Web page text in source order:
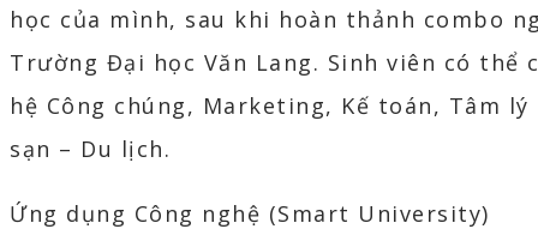
học của mình, sau khi hoàn thảnh combo
Trường Đại học Văn Lang. Sinh viên có
hệ Công chúng, Marketing, Kế toán, Tâm
sạn – Du lịch.
Ứng dụng Công nghệ (Smart University)